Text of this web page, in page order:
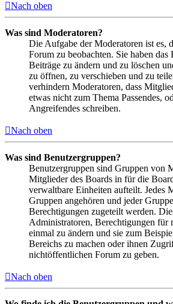
Nach oben
Was sind Moderatoren?
Die Aufgabe der Moderatoren ist es,
Forum zu beobachten. Sie haben
Beiträge zu ändern und zu löschen
zu öffnen, zu verschieben und zu
verhindern Moderatoren, dass
etwas nicht zum Thema Passendes,
Angreifendes schreiben.
Nach oben
Was sind Benutzergruppen?
Benutzergruppen sind Gruppen von
Mitglieder des Boards in für die
verwaltbare Einheiten aufteilt. Jedes
Gruppen angehören und jeder
Berechtigungen zugeteilt werden.
Administratoren, Berechtigungen für
einmal zu ändern und sie zum
Bereichs zu machen oder ihnen
nichtöffentlichen Forum zu geben.
Nach oben